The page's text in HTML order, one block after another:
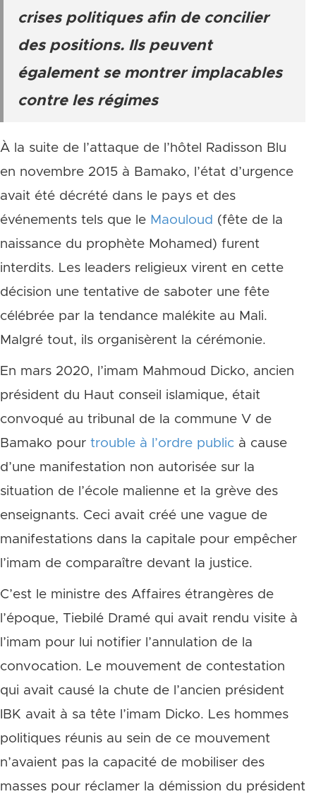
crises politiques afin de concilier
des positions. Ils peuvent
également se montrer implacables
contre les régimes
À la suite de l’attaque de l’hôtel Radisson Blu
en novembre 2015 à Bamako, l’état d’urgence
avait été décrété dans le pays et des
événements tels que le Maouloud (fête de la
naissance du prophète Mohamed) furent
interdits. Les leaders religieux virent en cette
décision une tentative de saboter une fête
célébrée par la tendance malékite au Mali.
Malgré tout, ils organisèrent la cérémonie.
En mars 2020, l’imam Mahmoud Dicko, ancien
président du Haut conseil islamique, était
convoqué au tribunal de la commune V de
Bamako pour trouble à l’ordre public à cause
d’une manifestation non autorisée sur la
situation de l’école malienne et la grève des
enseignants. Ceci avait créé une vague de
manifestations dans la capitale pour empêcher
l’imam de comparaître devant la justice.
C’est le ministre des Affaires étrangères de
l’époque, Tiebilé Dramé qui avait rendu visite à
l’imam pour lui notifier l’annulation de la
convocation. Le mouvement de contestation
qui avait causé la chute de l’ancien président
IBK avait à sa tête l’imam Dicko. Les hommes
politiques réunis au sein de ce mouvement
n’avaient pas la capacité de mobiliser des
masses pour réclamer la démission du président